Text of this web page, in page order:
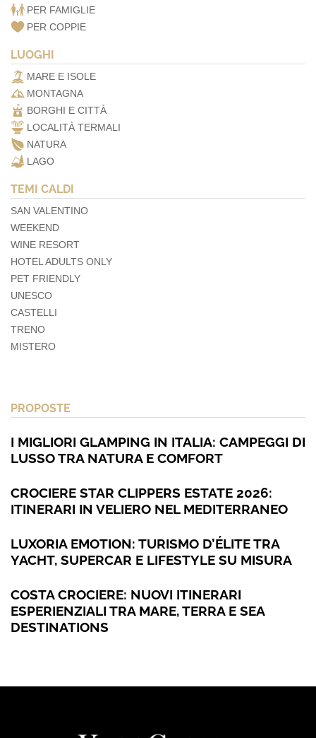
PER FAMIGLIE
PER COPPIE
LUOGHI
MARE E ISOLE
MONTAGNA
BORGHI E CITTÀ
LOCALITÀ TERMALI
NATURA
LAGO
TEMI CALDI
SAN VALENTINO
WEEKEND
WINE RESORT
HOTEL ADULTS ONLY
PET FRIENDLY
UNESCO
CASTELLI
TRENO
MISTERO
PROPOSTE
I MIGLIORI GLAMPING IN ITALIA: CAMPEGGI DI
LUSSO TRA NATURA E COMFORT
CROCIERE STAR CLIPPERS ESTATE 2026:
ITINERARI IN VELIERO NEL MEDITERRANEO
LUXORIA EMOTION: TURISMO D’ÉLITE TRA
YACHT, SUPERCAR E LIFESTYLE SU MISURA
COSTA CROCIERE: NUOVI ITINERARI
ESPERIENZIALI TRA MARE, TERRA E SEA
DESTINATIONS